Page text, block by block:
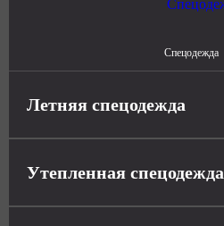
Спецодежда
Летняя спецодежда
Утепленная спецодежда